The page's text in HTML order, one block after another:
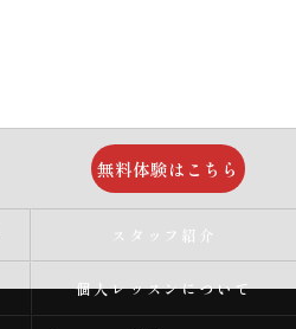
無料体験はこちら
スタッフ紹介
個人レッスンについて